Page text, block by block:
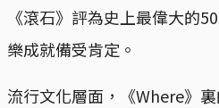
《滾石》評為史上最偉大的
樂成就備受肯定。
流行文化層面，《Where》